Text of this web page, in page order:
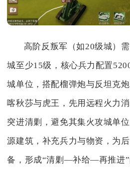
高阶反叛军（如20级城）
城至少15级，核心兵力配置
城单位，搭配榴弹炮与反坦克
喀秋莎与虎王，先用远程火力
突进清剿，避免其集火攻城单
源建筑，补充兵力与物资，为
备，形成“清剿—补给—再推进”